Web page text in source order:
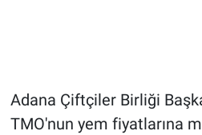
Adana Çiftçiler Birliği
TMO'nun yem fiyatlarına